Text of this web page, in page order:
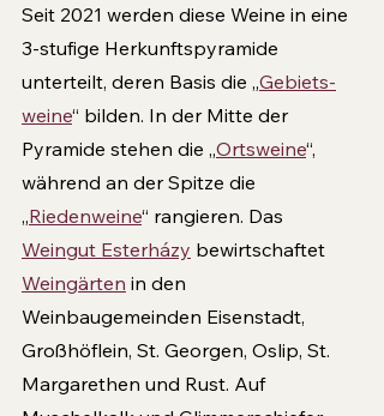
Seit 2021 werden diese Weine in eine
3-stufige Her­kunftspyramide
unterteilt, deren Basis die „Gebiets­
weine“ bilden. In der Mitte der
Pyramide stehen die „Ortsweine“,
während an der Spitze die
„Riedenweine“ rangieren. Das
Weingut Esterházy bewirtschaftet
Weingärten in den
Weinbaugemeinden Eisenstadt,
Großhöflein, St. Georgen, Oslip, St.
Margarethen und Rust. Auf